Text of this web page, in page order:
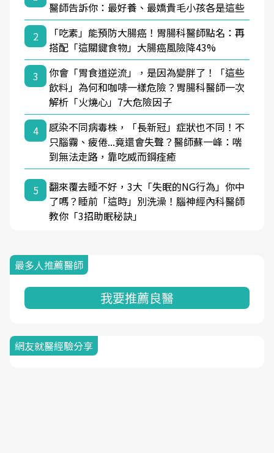
醫師告訴你：最好養、最嬌貴毛小孩各是這些
2
「吃素」能預防大腸癌！胃腸科醫師點名：再
搭配「這關鍵食物」大腸癌風險降43%
3
你會「胃食道逆流」，是因為變胖了！「這些
飲料」為何和咖啡一樣危險？胃腸科醫師一次
解析「火燒心」7大危險因子
4
感染不同病毒株，「長新冠」症狀也不同！不
只腦霧、疲倦...竟還會失聲？醫師蘇一峰：喘
到無法走路，靠吃威而鋼痊癒
5
翻來覆去睡不好，3大「失眠的NG行為」你中
了嗎？睡前「這時」別洗澡！腦神經內科醫師
教你「3招助眠秘訣」
最多人推薦醫師
我要推薦良醫
網友就醫經驗分享